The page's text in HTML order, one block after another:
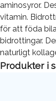
aminosyror.
vitamin.
för att föda
bidrottingar.
naturligt
Produkter i